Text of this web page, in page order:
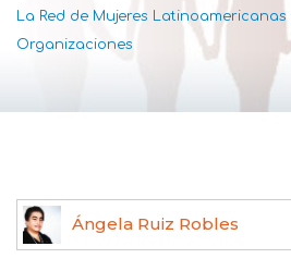
La Red de Mujeres
Organizaciones
Ángela Ruiz Robles